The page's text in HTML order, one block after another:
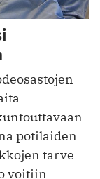
potilaiden
tarve
voitiin